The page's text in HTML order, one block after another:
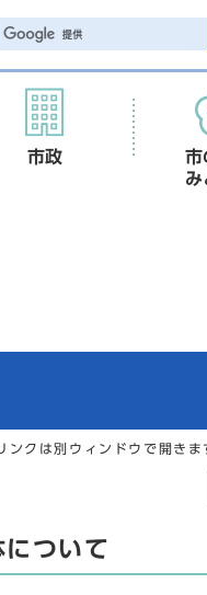
市政
市
み
ンクは別ウィンドウで開きま
ついて